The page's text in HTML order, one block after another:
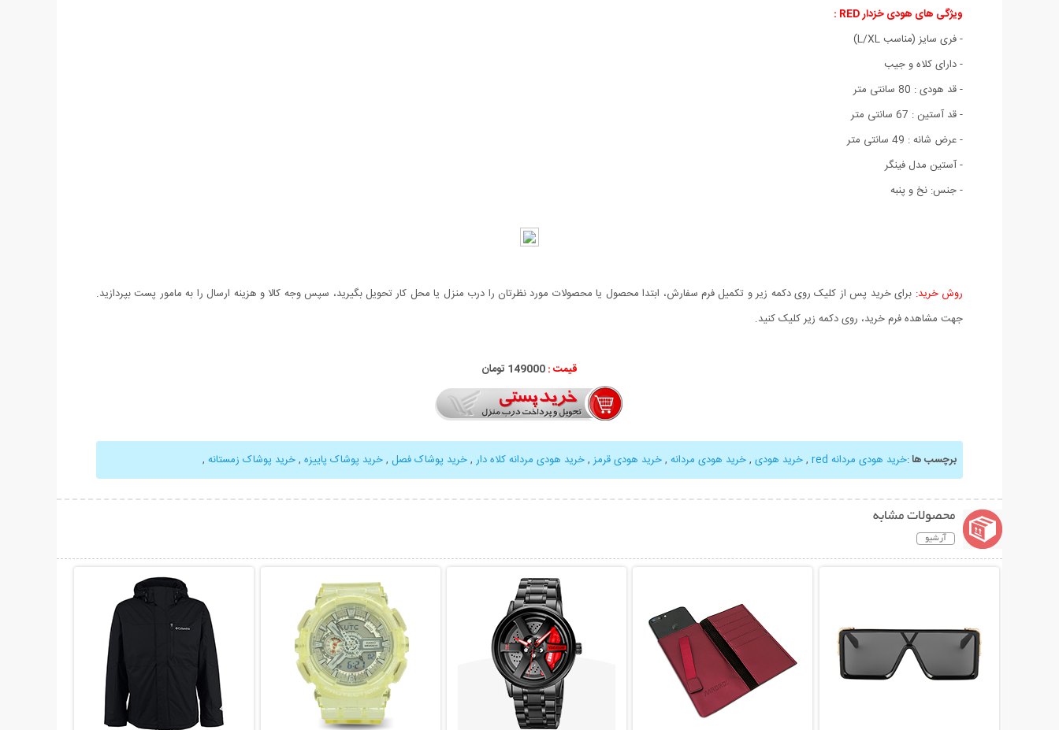
ویژگی های هودی خزدار RED :
- فری سایز (مناسب L/XL)
- دارای کلاه و جیب
- قد هودی : 80 سانتی متر
- قد آستین : 67 سانتی متر
- عرض شانه : 49 سانتی متر
- آستین مدل فینگر
- جنس: نخ و پنبه
روش خرید: برای خرید پس از کلیک روی دکمه زیر و تکمیل فرم سفارش، ابتدا محصول یا محصولات مورد نظرتان را درب منزل یا محل کار تحویل بگیرید، سپس وجه کالا و هزینه ارسال را به مامور پست بپردازید.
جهت مشاهده فرم خرید، روی دکمه زیر کلیک کنید.
قیمت :149000 تومان
برچسب ها:خرید هودی مردانه red ,خرید هودی ,خرید هودی مردانه ,خرید هودی قرمز ,خرید هودی مردانه کلاه دار ,خرید پوشاک فصل ,خرید پوشاک پاییزه ,خرید پوشاک زمستانه ,
محصولات مشابه
آرشیو